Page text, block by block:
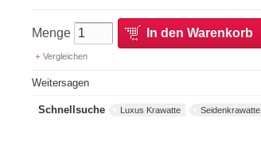
Menge In den Warenkorb
Vergleichen
Weitersagen
Schnellsuche Luxus Krawatte Seidenkrawatte